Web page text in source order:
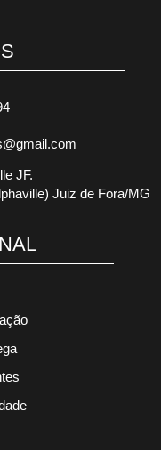
JF.
Juiz de Fora/MG